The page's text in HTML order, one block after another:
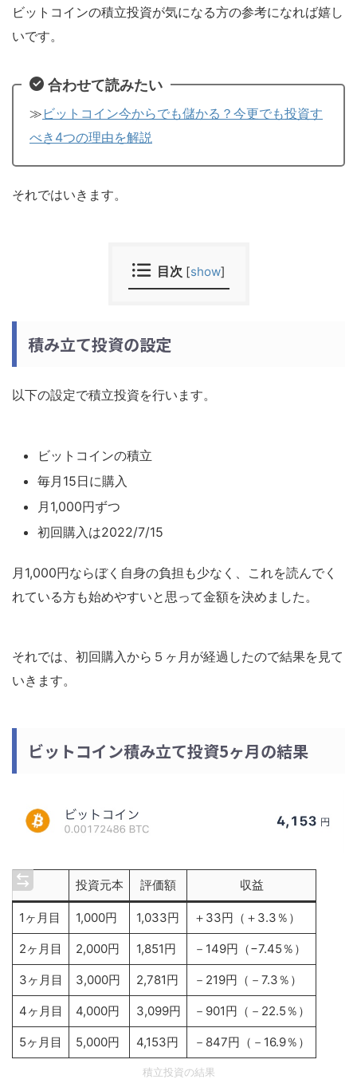
ビットコインの積立投資が気になる方の参考になれば嬉し
いです。
合わせて読みたい
≫ ビットコイン今からでも儲かる？今更でも投資す
べき4つの理由を解説
それではいきます。
目次 [show]
積み立て投資の設定
以下の設定で積立投資を行います。
ビットコインの積立
毎月15日に購入
月1,000円ずつ
初回購入は2022/7/15
月1,000円ならぼく自身の負担も少なく、これを読んでく
れている方も始めやすいと思って金額を決めました。
それでは、初回購入から５ヶ月が経過したので結果を見て
いきます。
ビットコイン積み立て投資5ヶ月の結果
投資元本 評価額 収益
1ヶ月目 1,000円 1,033円 ＋33円（＋3.3％）
2ヶ月目 2,000円 1,851円 －149円（−7.45％）
3ヶ月目 3,000円 2,781円 －219円（－7.3％）
4ヶ月目 4,000円 3,099円 －901円（－22.5％）
5ヶ月目 5,000円 4,153円 －847円（－16.9％）
積立投資の結果